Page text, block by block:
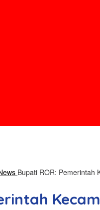
Bupati ROR: Pemerintah